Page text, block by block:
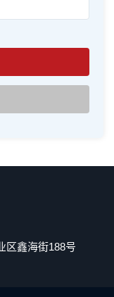
区鑫海街188号